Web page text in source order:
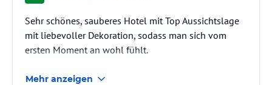
Sehr schönes, sauberes Hotel mit Top Aussichtslage
mit liebevoller Dekoration, sodass man sich vom
ersten Moment an wohl fühlt.
Mehr anzeigen